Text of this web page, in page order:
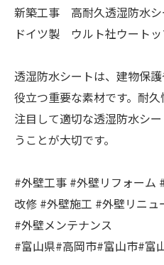
新築工事 高耐久透湿防水シ
ドイツ製 ウルト社ウート
透湿防水シートは、建物保
役立つ重要な素材です。耐
注目して適切な透湿防水シ
うことが大切です。
#外壁工事 #外壁リフォーム
改修 #外壁施工 #外壁リニ
#外壁メンテナンス
#富山県#高岡市#富山市#富